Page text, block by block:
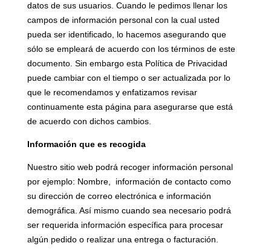
datos de sus usuarios. Cuando le pedimos llenar los
campos de información personal con la cual usted
pueda ser identificado, lo hacemos asegurando que
sólo se empleará de acuerdo con los términos de este
documento. Sin embargo esta Política de Privacidad
puede cambiar con el tiempo o ser actualizada por lo
que le recomendamos y enfatizamos revisar
continuamente esta página para asegurarse que está
de acuerdo con dichos cambios.
Información que es recogida
Nuestro sitio web podrá recoger información personal
por ejemplo: Nombre, información de contacto como
su dirección de correo electrónica e información
demográfica. Así mismo cuando sea necesario podrá
ser requerida información específica para procesar
algún pedido o realizar una entrega o facturación.